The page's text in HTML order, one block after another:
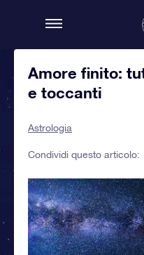
Amore finito:
e toccanti
Astrologia
Condividi questo articolo: